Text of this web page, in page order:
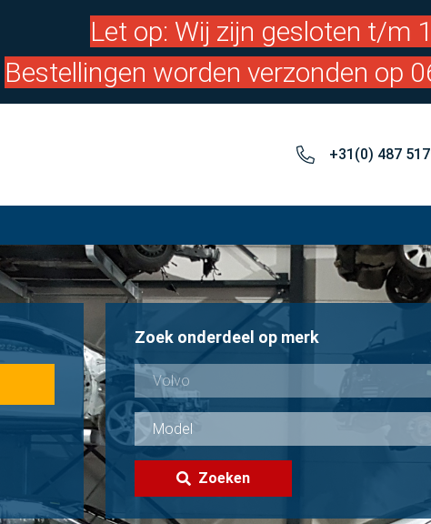
Let op: Wij zijn gesloten t/m
Bestellingen worden verzonden op
+31(0) 487
Zoek onderdeel op merk
Zoeken